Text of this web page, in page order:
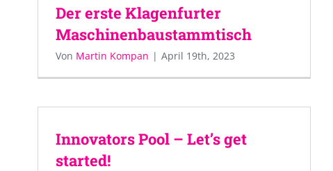
Der erste Klagenfurter
Maschinenbaustammtisch
Von Martin Kompan | April 19th, 2023
Innovators Pool – Let’s get
started!